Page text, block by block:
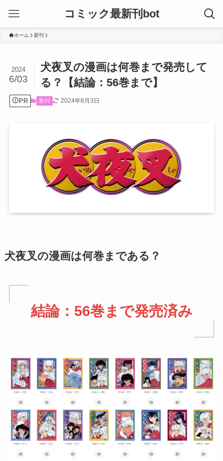
コミック最新刊bot
ホーム 新刊
犬夜叉の漫画は何巻まで発売して
る？【結論：56巻まで】
2024
6/03
PR 新刊 2024年6月3日
犬夜叉の漫画は何巻まである？
結論：56巻まで発売済み